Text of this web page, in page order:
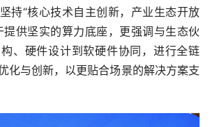
持“核心技术自主创新，产业生态开放
提供坚实的算力底座，更强调与生态伙
、硬件设计到软硬件协同，进行全链
化与创新，以更贴合场景的解决方案支